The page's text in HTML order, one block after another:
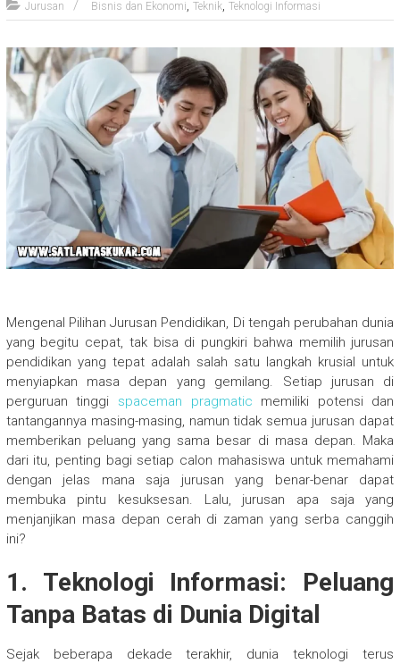
Jurusan Bisnis dan Ekonomi, Teknik, Teknologi Informasi
Mengenal Pilihan Jurusan Pendidikan, Di tengah perubahan dunia
yang begitu cepat, tak bisa di pungkiri bahwa memilih jurusan
pendidikan yang tepat adalah salah satu langkah krusial untuk
menyiapkan masa depan yang gemilang. Setiap jurusan di
perguruan tinggi spaceman pragmatic memiliki potensi dan
tantangannya masing-masing, namun tidak semua jurusan dapat
memberikan peluang yang sama besar di masa depan. Maka
dari itu, penting bagi setiap calon mahasiswa untuk memahami
dengan jelas mana saja jurusan yang benar-benar dapat
membuka pintu kesuksesan. Lalu, jurusan apa saja yang
menjanjikan masa depan cerah di zaman yang serba canggih
ini?
1. Teknologi Informasi: Peluang
Tanpa Batas di Dunia Digital
Sejak beberapa dekade terakhir, dunia teknologi terus